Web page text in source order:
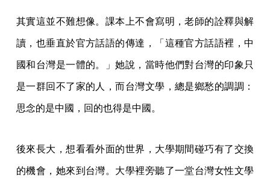
其實這並不難想像。課本上不會寫明，老師的詮釋與解
讀，也垂直於官方話語的傳達，「這種官方話語裡，中
國和台灣是一體的。」她說，當時他們對台灣的印象只
是一群回不了家的人，而台灣文學，總是鄉愁的調調：
思念的是中國，回的也得是中國。
後來長大，想看看外面的世界，大學期間碰巧有了交換
的機會，她來到台灣。大學裡旁聽了一堂台灣女性文學